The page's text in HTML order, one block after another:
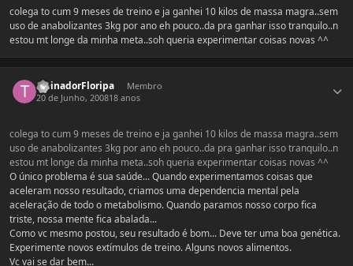
colega to cum 9 meses de treino e ja ganhei 10 kilos de massa magra..sem
uso de anabolizantes 3kg por ano eh pouco..da pra ganhar isso tranquilo..n
estou mt longe da minha meta..soh queria experimentar coisas novas ^^
TreinadorFloripa
Membro
20 de Junho, 200818 anos
colega to cum 9 meses de treino e ja ganhei 10 kilos de massa magra..sem
uso de anabolizantes 3kg por ano eh pouco..da pra ganhar isso tranquilo..n
estou mt longe da minha meta..soh queria experimentar coisas novas ^^
O único problema é sua saúde... Quando experimentamos coisas que
aceleram nosso resultado, criamos uma dependencia mental pela
aceleração de todo o metabolismo. Quando paramos nosso corpo fica
triste, nossa mente fica abalada...
Como vc mesmo postou, seu resultado é bom... Deve ter uma boa genética.
Experimente novos extímulos de treino. Alguns novos alimentos.
Vc vai se dar bem...